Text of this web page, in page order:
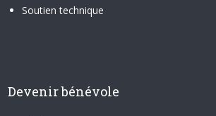
Soutien technique
Devenir bénévole